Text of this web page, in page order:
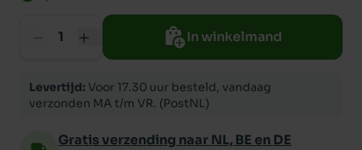
In winkelmand
Levertijd: Voor 17.30 uur besteld, vandaag
verzonden MA t/m VR. (PostNL)
Gratis verzending naar NL, BE en DE